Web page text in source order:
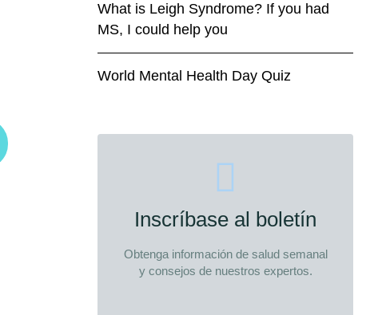
What is Leigh Syndrome? If you had
MS, I could help you
World Mental Health Day Quiz
Inscríbase al boletín
Obtenga información de salud semanal
y consejos de nuestros expertos.